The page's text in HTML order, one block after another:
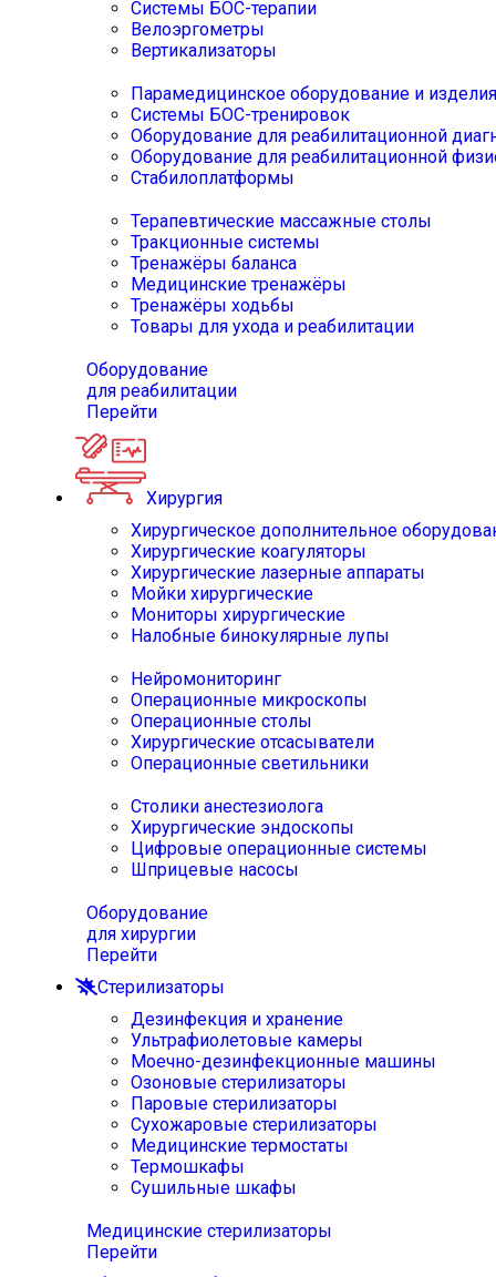
Системы БОС-терапии
Велоэргометры
Вертикализаторы
Парамедицинское оборудование и изделия
Системы БОС-тренировок
Оборудование для реабилитационной
Оборудование для реабилитационной
Стабилоплатформы
Терапевтические массажные столы
Тракционные системы
Тренажёры баланса
Медицинские тренажёры
Тренажёры ходьбы
Товары для ухода и реабилитации
Оборудование
для реабилитации
Перейти
Хирургия
Хирургическое дополнительное
Хирургические коагуляторы
Хирургические лазерные аппараты
Мойки хирургические
Мониторы хирургические
Налобные бинокулярные лупы
Нейромониторинг
Операционные микроскопы
Операционные столы
Хирургические отсасыватели
Операционные светильники
Столики анестезиолога
Хирургические эндоскопы
Цифровые операционные системы
Шприцевые насосы
Оборудование
для хирургии
Перейти
Стерилизаторы
Дезинфекция и хранение
Ультрафиолетовые камеры
Моечно-дезинфекционные машины
Озоновые стерилизаторы
Паровые стерилизаторы
Сухожаровые стерилизаторы
Медицинские термостаты
Термошкафы
Сушильные шкафы
Медицинские стерилизаторы
Перейти